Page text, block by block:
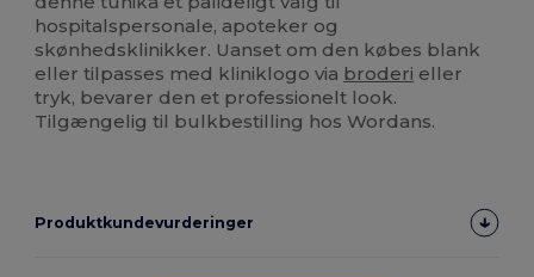
hospitalspersonale, apoteker og
skønhedsklinikker. Uanset om den købes blank
eller tilpasses med kliniklogo via broderi eller
tryk, bevarer den et professionelt look.
Tilgængelig til bulkbestilling hos Wordans.
Produktkundevurderinger